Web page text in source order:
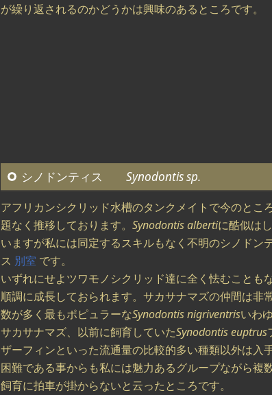
が繰り返されるのかどうかは興味のあるところです。
シノドンティス Synodontis sp.
アフリカンシクリッド水槽のタンクメイトで今のとこ
題なく推移しております。 Synodontis albertiに酷似は
いますが私には同定するスキルもなく不明のシノドン
ス 別室 です。
いずれにせよツワモノシクリッド達に全く怯むことも
順調に成長しておられます。サカサナマズの仲間は非
数が多く最もポピュラーなSynodontis nigriventrisいわ
サカサナマズ、以前に飼育していたSynodontis euptrus
ザーフィンといった流通量の比較的多い種類以外は入
困難である事からも私には魅力あるグループながら複
飼育に拍車が掛からないと云ったところです。